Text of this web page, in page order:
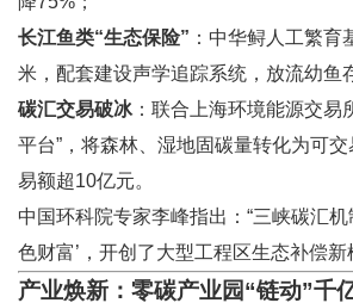
长江鱼类“生态保险” ：中华鲟人工繁
米，配套建设声学追踪系统，放流幼鱼
碳汇交易破冰：联合上海环境能源交易
平台”，将森林、湿地固碳量转化为可
易额超10亿元。
中国环科院专家李峰指出：“三峡碳汇机
色财富’，开创了大型工程区生态补偿新
产业焕新：零碳产业园“链动”千